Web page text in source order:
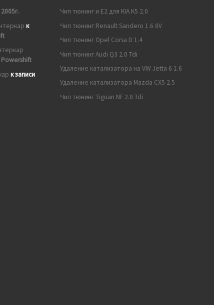
к
Powershift
к записи
Чип тюнинг и E2 для KIA K5 2.0
Чип тюнинг Renault Sandero 1.6 8V
Чип тюнинг Opel Corsa D 1.4
Чип тюнинг Audi Q3 2.0 Tdi
Удаление катализатора на VW Jetta 6 1.6
Удаление катализатора Mazda CX5 2.5
Чип тюнинг Tiguan NF 2.0 Tdi